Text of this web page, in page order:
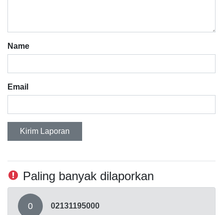
Name
Email
Kirim Laporan
Paling banyak dilaporkan
0 02131195000